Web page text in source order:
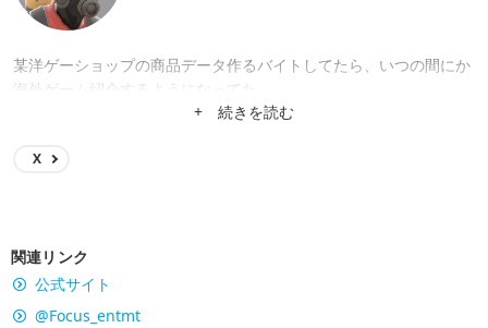
某洋ゲーショップの商品データ作るバイトしてたら、いつの間にか
海外ゲーム紹介するようになってた。
+ 続きを読む
X
関連リンク
公式サイト
@Focus_entmt